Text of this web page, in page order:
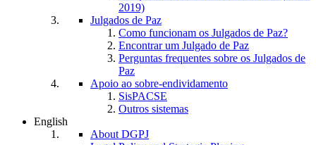
2019)
Julgados de Paz
Como funcionam os Julgados de Paz?
Encontrar um Julgado de Paz
Perguntas frequentes sobre os Julgados de
Paz
Apoio ao sobre-endividamento
SisPACSE
Outros sistemas
English
About DGPJ